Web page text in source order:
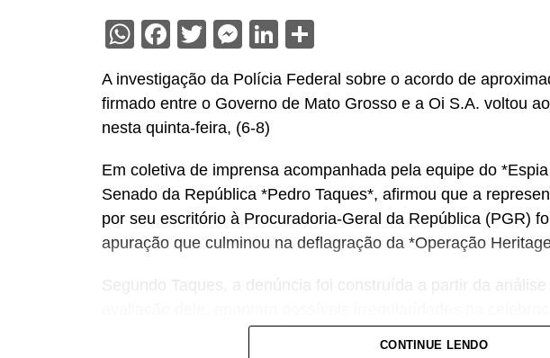
WhatsApp
Facebook
Twitter
Messenger
LinkedIn
A investigação da Polícia Federal sobre o acordo de
firmado entre o Governo de Mato Grosso e a Oi S.A. voltou
nesta quinta-feira, (6-8)
Em coletiva de imprensa acompanhada pela equipe do
Senado da República *Pedro Taques*, afirmou que a
por seu escritório à Procuradoria-Geral da República (PGR)
apuração que culminou na deflagração da *Operação
Segundo Taques, a denúncia foi construída a partir da análise
e a operadora de telefonia.
CONTINUE LENDO